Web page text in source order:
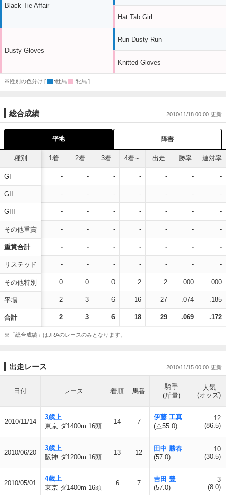
Black Tie Affair
Dusty Gloves
Hat Tab Girl
Run Dusty Run
Knitted Gloves
※性別の色分け [ :牡馬 :牝馬 ]
総合成績 2010/11/18 00:00
平地 障害
種別
GI
GII
GIII
その他重賞
重賞合計
リステッド
その他特別
平場
合計
1着 2着 3着 4着～ 出走 勝率 連対率
- - - - - - -
- - - - - - -
- - - - - - -
- - - - - - -
- - - - - - -
- - - - - - -
0 0 0 2 2 .000 .000
2 3 6 16 27 .074 .185
2 3 6 18 29 .069 .172
※「総合成績」はJRAのレースのみとなります。
出走レース 2010/11/15 00:00
日付 レース 着順 馬番
騎手
(斤量)
人気
(オッズ)
2010/11/14
3歳上
東京 ダ1400m 16頭
14 7
伊藤 工真
(△55.0)
12
(86.5)
2010/06/20
3歳上
阪神 ダ1200m 16頭
13 12
田中 勝春
(57.0)
10
(30.5)
2010/05/01
4歳上
東京 ダ1400m 16頭
6 7
吉田 豊
(57.0)
3
(8.0)